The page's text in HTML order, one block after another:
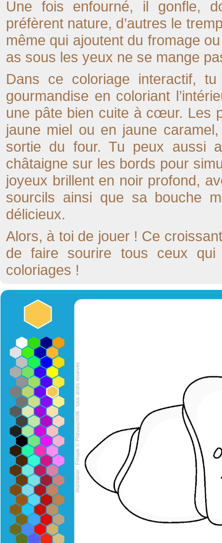
Une fois enfourné, il gonfle,
préfèrent nature, d’autres le
même qui ajoutent du fromage
as sous les yeux ne se mange
Dans ce coloriage interactif,
gourmandise en coloriant
une pâte bien cuite à cœur. Les
jaune miel ou en jaune
sortie du four. Tu peux aussi
châtaigne sur les bords pour
joyeux brillent en noir profond,
sourcils ainsi que sa bouche
délicieux.
Alors, à toi de jouer ! Ce
de faire sourire tous ceux
coloriages !